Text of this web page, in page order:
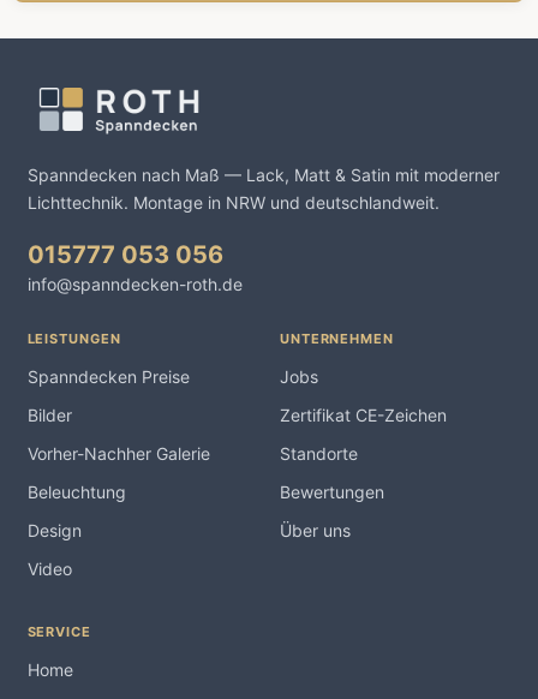
Spanndecken nach Maß — Lack, Matt & Satin mit moderner
Lichttechnik. Montage in NRW und deutschlandweit.
015777 053 056
info@spanndecken-roth.de
LEISTUNGEN
Spanndecken Preise
Bilder
Vorher-Nachher Galerie
Beleuchtung
Design
Video
UNTERNEHMEN
Jobs
Zertifikat CE-Zeichen
Standorte
Bewertungen
Über uns
SERVICE
Home